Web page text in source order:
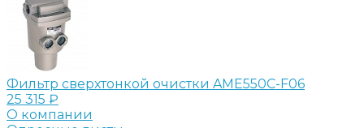
Фильтр сверхтонкой очистки AME550C-F06
25 315 ₽
О компании